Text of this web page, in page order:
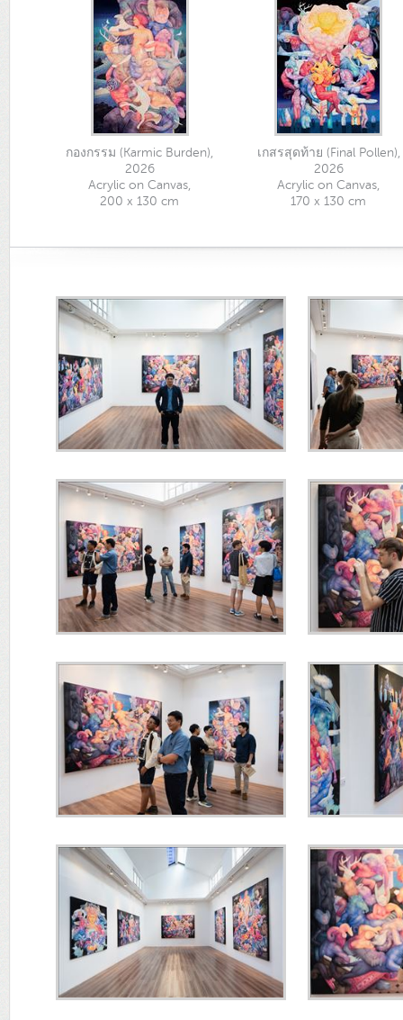
กองกรรม (Karmic Burden),
2026
Acrylic on Canvas,
200 x 130 cm
เกสรสุดท้าย (Final Pollen),
2026
Acrylic on Canvas,
170 x 130 cm